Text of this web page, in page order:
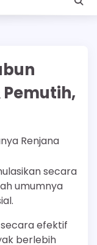
Renjana
secara
umumnya
efektif
berlebih